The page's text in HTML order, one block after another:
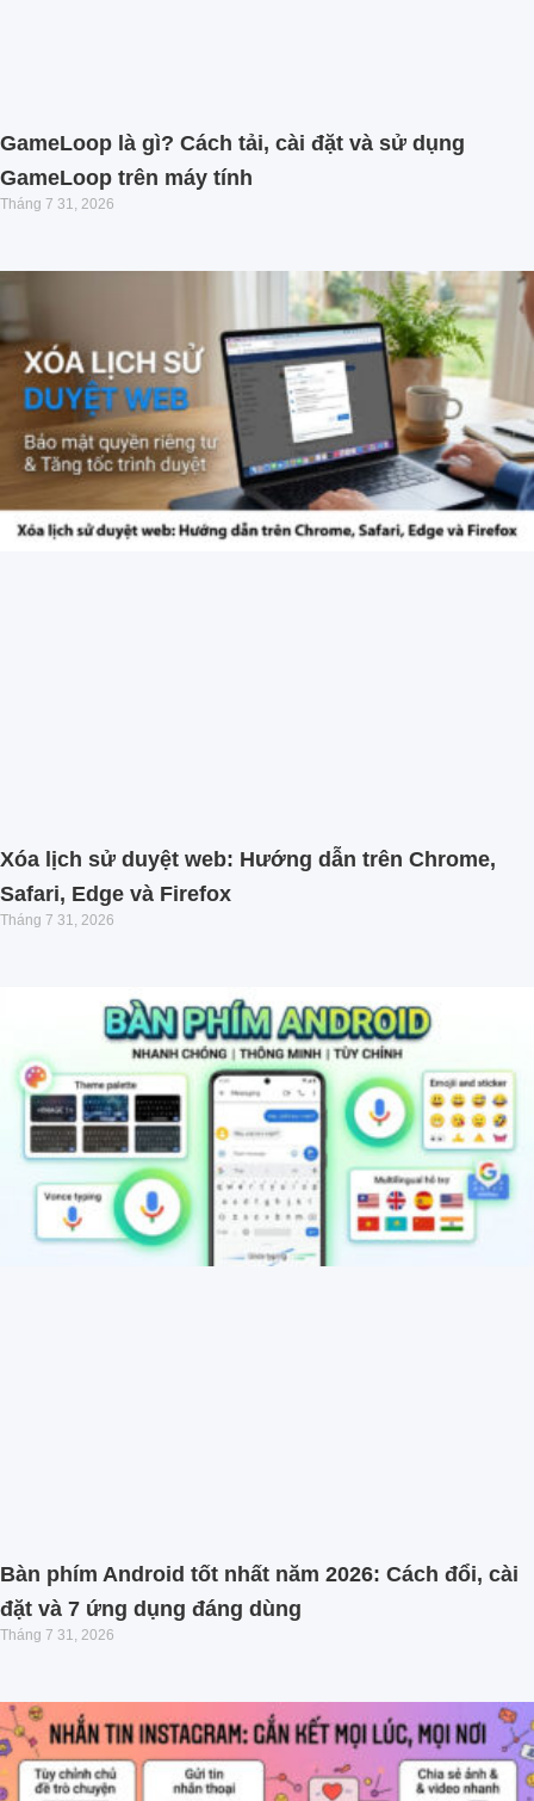
GameLoop là gì? Cách tải, cài đặt và sử dụng
GameLoop trên máy tính
Tháng 7 31, 2026
Xóa lịch sử duyệt web: Hướng dẫn trên Chrome,
Safari, Edge và Firefox
Tháng 7 31, 2026
Bàn phím Android tốt nhất năm 2026: Cách đổi, cài
đặt và 7 ứng dụng đáng dùng
Tháng 7 31, 2026